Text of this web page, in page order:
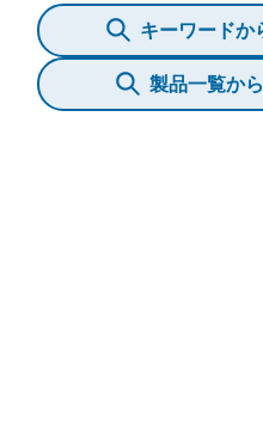
キーワードか
製品一覧か